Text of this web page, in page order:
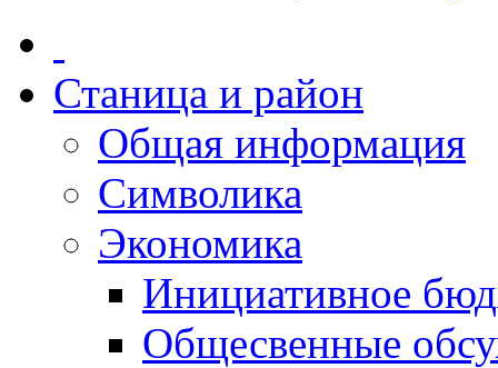
Станица и район
Общая информация
Символика
Экономика
Инициативное
Общесвенные